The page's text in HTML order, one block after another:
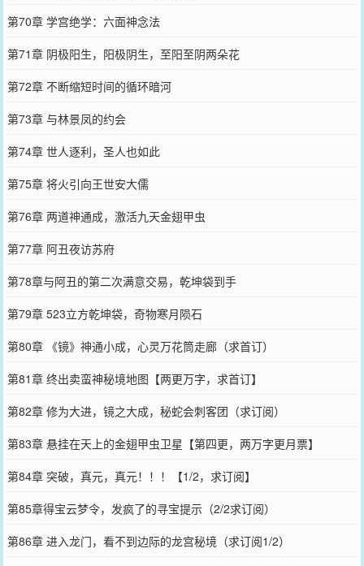
第70章 学宫绝学：六面神念法
第71章 阴极阳生，阳极阴生，至阳至阴两朵花
第72章 不断缩短时间的循环暗河
第73章 与林景凤的约会
第74章 世人逐利，圣人也如此
第75章 将火引向王世安大儒
第76章 两道神通成，激活九天金翅甲虫
第77章 阿丑夜访苏府
第78章与阿丑的第二次满意交易，乾坤袋到手
第79章 523立方乾坤袋，奇物寒月陨石
第80章 《镜》神通小成，心灵万花筒走廊（求首订）
第81章 终出卖蛮神秘境地图【两更万字，求首订】
第82章 修为大进，镜之大成，秘蛇会刺客团（求订阅）
第83章 悬挂在天上的金翅甲虫卫星【第四更，两万字更月票】
第84章 突破，真元，真元！！！【1/2，求订阅】
第85章得宝云梦令，发疯了的寻宝提示（2/2求订阅）
第86章 进入龙门，看不到边际的龙宫秘境（求订阅1/2）